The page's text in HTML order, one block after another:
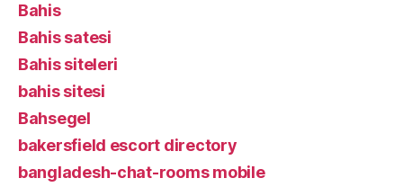
Bahis
Bahis satesi
Bahis siteleri
bahis sitesi
Bahsegel
bakersfield escort directory
bangladesh-chat-rooms mobile